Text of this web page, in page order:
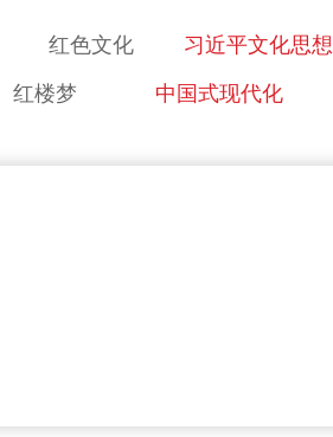
红色文化 习近平文化思想
红楼梦 中国式现代化